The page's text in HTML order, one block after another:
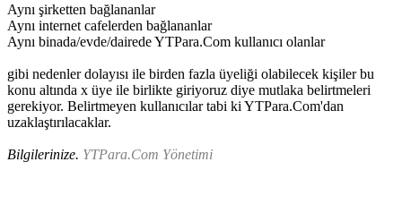
Aynı şirketten bağlananlar
Aynı internet cafelerden bağlananlar
Aynı binada/evde/dairede YTPara.Com kullanıcı olanlar
gibi nedenler dolayısı ile birden fazla üyeliği olabilecek kişiler bu
konu altında x üye ile birlikte giriyoruz diye mutlaka belirtmeleri
gerekiyor. Belirtmeyen kullanıcılar tabi ki YTPara.Com'dan
uzaklaştırılacaklar.
Bilgilerinize. YTPara.Com Yönetimi